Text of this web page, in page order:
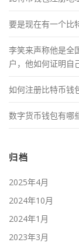
要是现在有一个比
李笑来声称他是全
户，他如何证明自
如何注册比特币钱
数字货币钱包有哪
归档
2025年4月
2024年10月
2024年1月
2023年3月